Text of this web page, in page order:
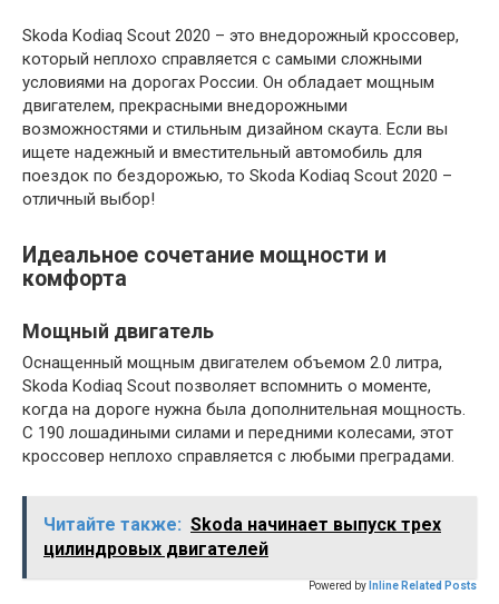
Skoda Kodiaq Scout 2020 – это внедорожный кроссовер,
который неплохо справляется с самыми сложными
условиями на дорогах России. Он обладает мощным
двигателем, прекрасными внедорожными
возможностями и стильным дизайном скаута. Если вы
ищете надежный и вместительный автомобиль для
поездок по бездорожью, то Skoda Kodiaq Scout 2020 –
отличный выбор!
Идеальное сочетание мощности и
комфорта
Мощный двигатель
Оснащенный мощным двигателем объемом 2.0 литра,
Skoda Kodiaq Scout позволяет вспомнить о моменте,
когда на дороге нужна была дополнительная мощность.
С 190 лошадиными силами и передними колесами, этот
кроссовер неплохо справляется с любыми преградами.
Читайте также: Skoda начинает выпуск трех
цилиндровых двигателей
Powered by Inline Related Posts